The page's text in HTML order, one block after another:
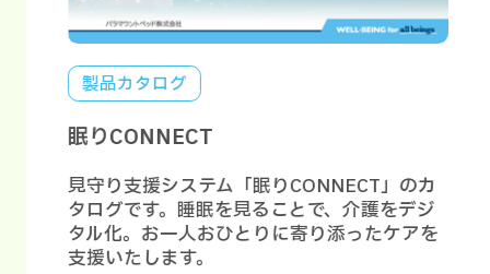
製品カタログ
眠りCONNECT
見守り支援システム「眠りCONNECT」のカ
タログです。睡眠を見ることで、介護をデジ
タル化。お一人おひとりに寄り添ったケアを
支援いたします。